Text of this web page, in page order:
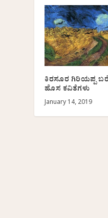
ಕಿರಸೂರ ಗಿರಿಯಪ್ಪ
ಹೊಸ ಕವಿತೆಗಳು
January 14, 2019